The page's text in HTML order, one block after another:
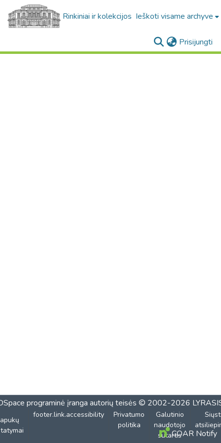
Rinkiniai ir kolekcijos Ieškoti visame archyve
Prisijungti
programinė įranga autorių teisės © 2002-2026
footer.link.accessibility
Privatumo
politika
Galutinio
naudotojo
sutartisCOAR Notify